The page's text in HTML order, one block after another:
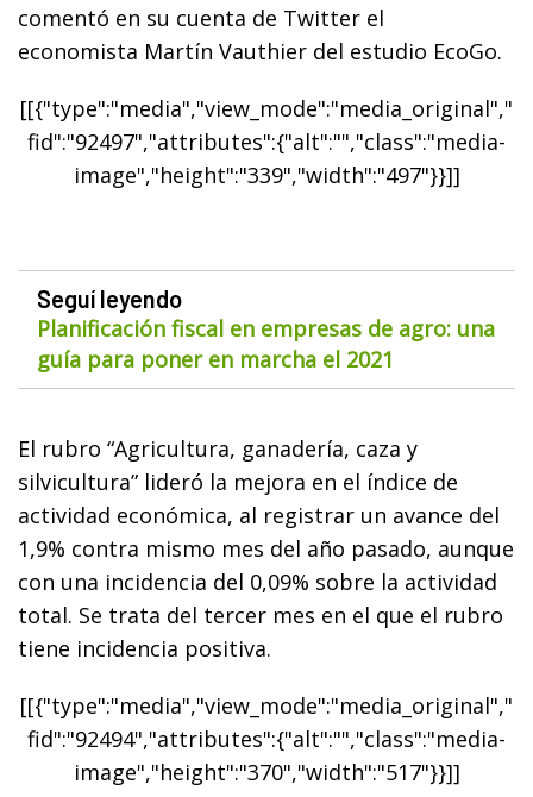
comentó en su cuenta de Twitter el
economista Martín Vauthier del estudio EcoGo.
[[{"type":"media","view_mode":"media_original","
fid":"92497","attributes":{"alt":"","class":"media-
image","height":"339","width":"497"}}]]
Seguí leyendo
Planificación fiscal en empresas de agro: una
guía para poner en marcha el 2021
El rubro “Agricultura, ganadería, caza y
silvicultura” lideró la mejora en el índice de
actividad económica, al registrar un avance del
1,9% contra mismo mes del año pasado, aunque
con una incidencia del 0,09% sobre la actividad
total. Se trata del tercer mes en el que el rubro
tiene incidencia positiva.
[[{"type":"media","view_mode":"media_original","
fid":"92494","attributes":{"alt":"","class":"media-
image","height":"370","width":"517"}}]]